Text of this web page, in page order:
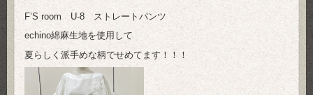
F’S room U-8 ストレートパンツ
echino綿麻生地を使用して
夏らしく派手めな柄でせめてます！！！